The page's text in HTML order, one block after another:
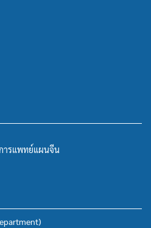
การแพทย์แผนจีน